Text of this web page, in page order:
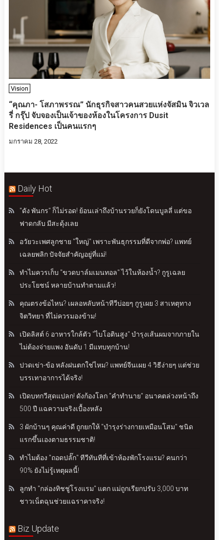
Vision
“คุณภา- โสภาพรรณ” นักธุรกิจสาวคนสวยแห่งจัสมิน จิวเวล
รี่ กรุ๊ป จับจองเป็นเจ้าของห้องในโครงการ Dusit
Residences เป็นคนแรกๆ
มกราคม 28, 2022
Daily Hot
"ดัง พันกร" ก็ไม่รอด! ย้อนเล่าถึงบ้านรวยก็ยังโดนบูลลี่ แต่ขอ
ฟาดกลับ มีสะดุ้งเลย
อวัยวะเพศลูกชาย "ใหญ่" เพราะพันธุกรรมที่ดีจากพ่อ? แพทย์
เฉลยพลิก ปัจจัยสำคัญอยู่ที่แม่!
ทำไมควรเก็บ "ขวดบาล์มเมนทอล" ไว้ในห้องน้ำ? กูรูเฉลย
ประโยชน์ หลายบ้านทำตามแล้ว!
คุณตรงข้อไหน? เผลอหลับหน้าทีวีบ่อยๆ กูรูเผย 3 สาเหตุทาง
จิตวิทยา ที่ไม่ควรมองข้าม!
เปิดลิสต์ 6 อาหารใกล้ตัว "ไบโอตินสูง" บำรุงเส้นผมจากภายใน
ไม่ต้องจ่ายแพง อันดับ 1 มีแทบทุกบ้าน!
ปวดเข่า-ข้อ หลังฝนตกใช่ไหม? แพทย์จีนเผย 4 วิธีง่ายๆ แต่ช่วย
บรรเทาอาการได้จริง!
เปิดบทกวีสุดแปลก! ดังก้องโลก "คำทำนาย" อนาคตล่วงหน้าถึง
500 ปี แฉความจริงเบื้องหลัง
3 ผักบ้านๆ คุณค่าดี ถูกยกให้ "บำรุงร่างกายเหมือนโสม" ชนิด
แรกขึ้นเองตามธรรมชาติ!
ทำไมต้อง "ถอดปลั๊ก" ทีวีทันทีที่เข้าห้องพักโรงแรม? คนกว่า
90% ยังไม่รู้เหตุผลนี้!
ลูกทำ "กล่องทิชชู่โรงแรม" แตก แม่ถูกเรียกปรับ 3,000 บาท
ชาวเน็ตฉุนช่วยแฉราคาจริง!
Biz Update